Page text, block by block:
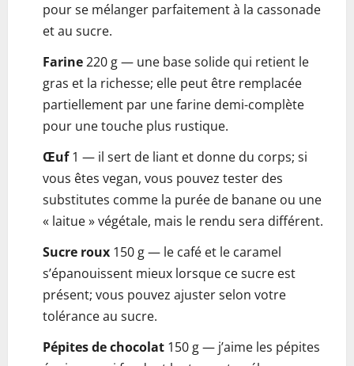
pour se mélanger parfaitement à la cassonade
et au sucre.
Farine220 g — une base solide qui retient le
gras et la richesse; elle peut être remplacée
partiellement par une farine demi-complète
pour une touche plus rustique.
Œuf1 — il sert de liant et donne du corps; si
vous êtes vegan, vous pouvez tester des
substitutes comme la purée de banane ou une
« laitue » végétale, mais le rendu sera différent.
Sucre roux 150 g — le café et le caramel
s’épanouissent mieux lorsque ce sucre est
présent; vous pouvez ajuster selon votre
tolérance au sucre.
Pépites de chocolat 150 g — j’aime les pépites